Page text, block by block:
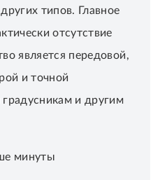
типов. Главное
отсутствие
является передовой,
и точной
и другим
минуты